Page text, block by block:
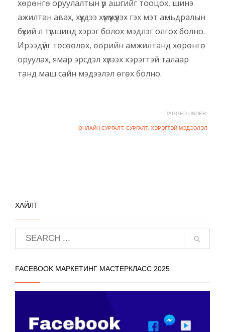
хөрөнгө оруулалтын үр ашгийг тооцох, шинэ
ажилтан авах, хүүхдээ хүмүүжүүлэх гэх мэт амьдралын
бүхий л түвшинд хэрэг болох мэдлэг олгох болно.
Ирээдүйг төсөөлөх, өөрийн амжилтанд хөрөнгө
оруулах, ямар эрсдэл хүлээх хэрэгтэй талаар
танд маш сайн мэдээлэл өгөх болно.
TAGGED UNDER:
ОНЛАЙН СУРГАЛТ, СУРГАЛТ, ХЭРЭГТЭЙ МЭДЭЭЛЭЛ
ХАЙЛТ
FACEBOOK МАРКЕТИНГ МАСТЕРКЛАСС 2025